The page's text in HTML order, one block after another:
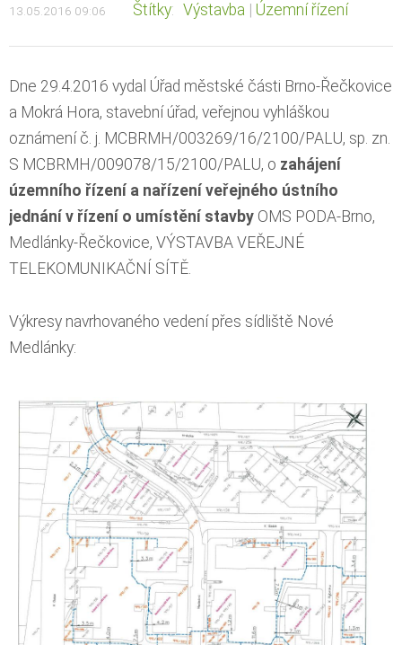
13.05.2016 09:06 Štítky: Výstavba Územní řízení
Dne 29.4.2016 vydal Úřad městské části Brno-Řečkovice
a Mokrá Hora, stavební úřad, veřejnou vyhláškou
oznámení č. j. MCBRMH/003269/16/2100/PALU, sp. zn.
S MCBRMH/009078/15/2100/PALU, o zahájení
územního řízení a nařízení veřejného ústního
jednání v řízení o umístění stavby OMS PODA-Brno,
Medlánky-Řečkovice, VÝSTAVBA VEŘEJNÉ
TELEKOMUNIKAČNÍ SÍTĚ.
Výkresy navrhovaného vedení přes sídliště Nové
Medlánky: